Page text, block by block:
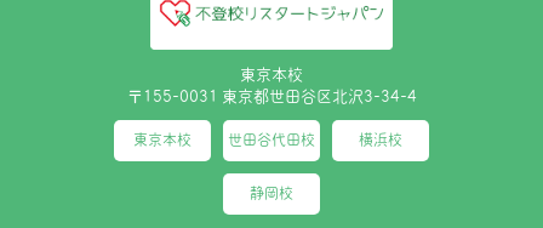
東京本校
〒155-0031 東京都世田谷区北沢3-34-4
東京本校 世田谷代田校 横浜校
静岡校